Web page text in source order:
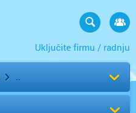
Uključite firmu / radnju